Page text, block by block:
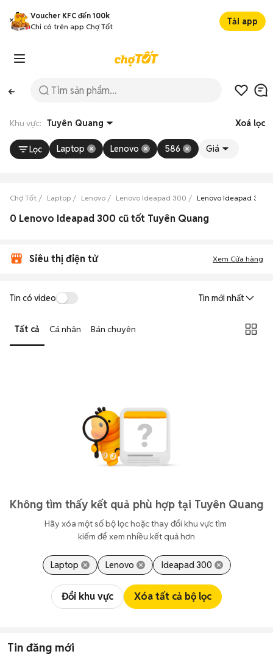
Voucher KFC đến 100k
Chỉ có trên app Chợ Tốt
Tải app
Khu vực: Tuyên Quang Xoá lọc
Lọc Laptop Lenovo 586 Giá
Chợ Tốt Laptop Lenovo Lenovo Ideapad 300 Lenovo Ideapad 300
0 Lenovo Ideapad 300 cũ tốt Tuyên Quang
Siêu thị điện tử Xem Cửa hàng
Tin có video Tin mới nhất
Tất cả Cá nhân Bán chuyên
Không tìm thấy kết quả phù hợp tại Tuyên Quang
Hãy xóa một số bộ lọc hoặc thay đổi khu vực tìm
kiếm để xem nhiều kết quả hơn
Laptop Lenovo Ideapad 300
Đổi khu vực Xóa tất cả bộ lọc
Tin đăng mới